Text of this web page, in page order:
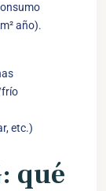
año).
frío
etc.)
qué